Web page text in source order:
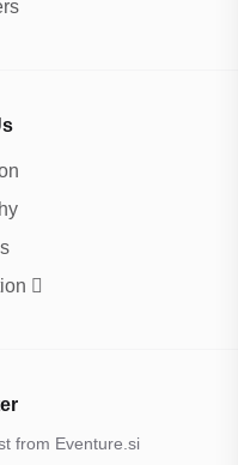
from Eventure.si